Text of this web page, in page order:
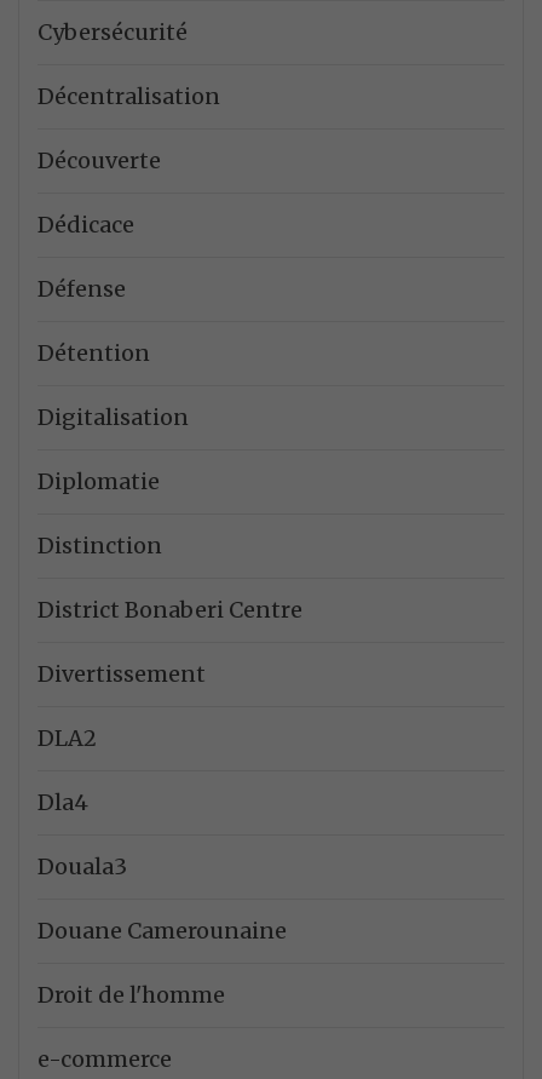
Cybersécurité
Décentralisation
Découverte
Dédicace
Défense
Détention
Digitalisation
Diplomatie
Distinction
District Bonaberi Centre
Divertissement
DLA2
Dla4
Douala3
Douane Camerounaine
Droit de l'homme
e-commerce